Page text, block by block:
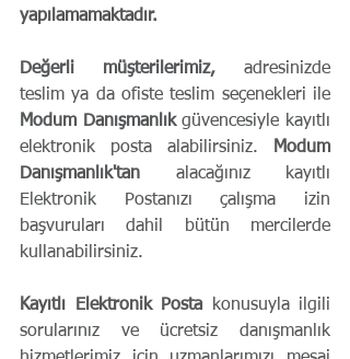
yapılamamaktadır.
Değerli müşterilerimiz, adresinizde
Modum Danışmanlık güvencesiyle kayıtlı
elektronik posta alabilirsiniz.
Modum
Danışmanlık'tan alacağınız kayıtlı
Elektronik Postanızı çalışma izin
başvuruları dahil bütün mercilerde
kullanabilirsiniz.
Kayıtlı Elektronik Posta konusuyla ilgili
sorularınız ve ücretsiz danışmanlık